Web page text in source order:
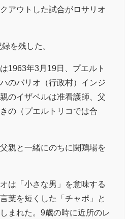
アウトした試合がロサリオ
を残した。
1963年3月19日、プエルト
のバリオ（行政村）インジ
のイザベルは准看護師、父
の（プエルトリコでは合
親と一緒にのちに闘鶏場を
は「小さな男」を意味する
葉を短くした「チャポ」と
まれた。9歳の時に近所のレ